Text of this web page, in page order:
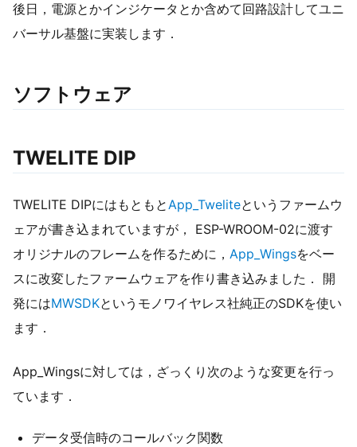
後日，電源とかインジケータとか含めて回路設計してユニ
バーサル基盤に実装します．
ソフトウェア
TWELITE DIP
TWELITE DIPにはもともと App_Tweliteというファームウ
ェアが書き込まれていますが， ESP-WROOM-02に渡す
オリジナルのフレームを作るために， App_Wingsをベー
スに改変したファームウェアを作り書き込みました． 開
発にはMWSDKというモノワイヤレス社純正のSDKを使い
ます．
App_Wingsに対しては，ざっくり次のような変更を行っ
ています．
データ受信時のコールバック関数